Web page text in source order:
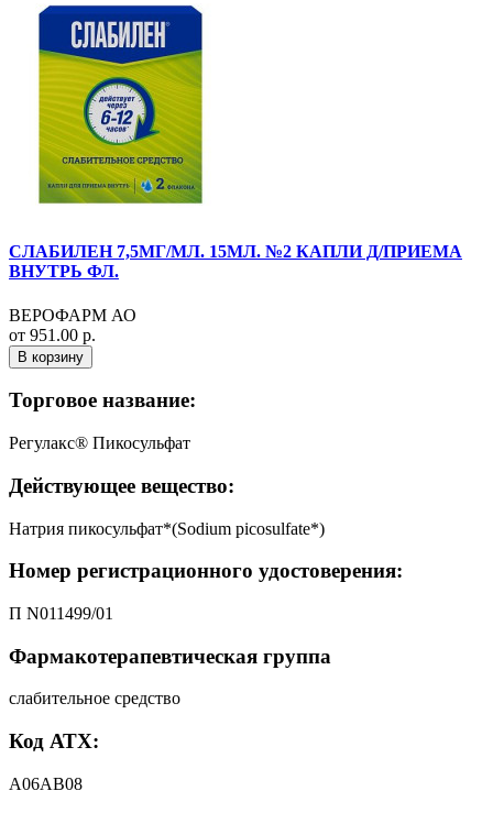
СЛАБИЛЕН 7,5МГ/МЛ. 15МЛ. №2 КАПЛИ Д/ПРИЕМА
ВНУТРЬ ФЛ.
ВЕРОФАРМ АО
от 951.00 р.
В корзину
Торговое название:
Регулакс® Пикосульфат
Действующее вещество:
Натрия пикосульфат*(Sodium picosulfate*)
Номер регистрационного удостоверения:
П N011499/01
Фармакотерапевтическая группа
слабительное средство
Код АТХ:
А06АВ08